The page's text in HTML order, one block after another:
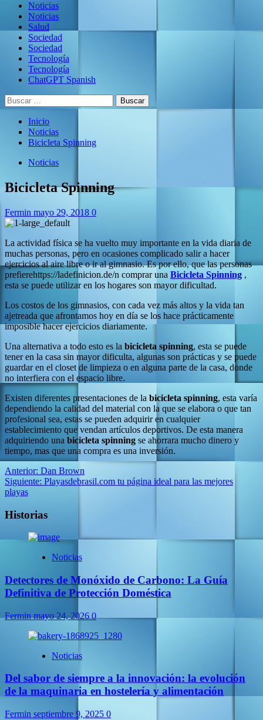
Noticias
Noticias
Salud
Sociedad
Sociedad
Tecnología
Tecnología
ChatGPT Spanish
Buscar:
Inicio
Noticias
Bicicleta Spinning
Noticias
Bicicleta Spinning
Fermin mayo 29, 2018 0
La actividad física se ha vuelto muy importante en la vida diaria de
muchas personas, pero en ocasiones complicado salir a hacer
ejercicios al aire libre o ir al gimnasio. Es por ello, que las personas
prefierehttps://ladefinicion.de/n comprar una Bicicleta Spinning ,
esta se puede utilizar en los hogares son mayor dificultad.
Los costos de los gimnasios, con cada vez más altos y la vida tan
ajetreada que afrontamos hoy en día se los hace prácticamente
imposible hacer ejercicios diariamente.
Una alternativa a todo esto es la bicicleta spinning, esta se puede
tener en la casa sin mayor dificulta, algunas son prácticas y se puede
guardar en el closet de limpieza o en alguna parte de la casa, donde
no interfiera con el espacio libre.
Existen diferentes presentaciones de la bicicleta spinning, esta varía
dependiendo la calidad del material con la que se elabora o que tan
profesional sea, estas se pueden adquirir en cualquier
establecimiento que vendan artículos deportivos. De esta manera
adquiriendo una bicicleta spinning se ahorrara mucho dinero y
tiempo, mas que una compra es una inversión.
Navegación
de
Anterior: Dan Brown
Siguiente: Playasdebrasil.com tu página ideal para las mejores
playas
Historias
Noticias
Detectores de Monóxido de Carbono: La Guía
Definitiva de Protección Doméstica
Ferminmayo 24, 20260
Noticias
Del sabor de siempre a la innovación: la evolución
de la maquinaria en hostelería y alimentación
Fermin septiembre 9, 2025 0